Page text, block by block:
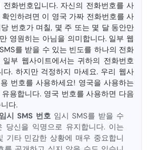
화번호입니다. 자신의 전화번호를 사
인하려면 이 영국 가짜 전화번호를 사
번호가 며칠, 몇 주 또는 몇 달 동안만
영원히는 아님을 의미합니다. 일부 웹
를 받을 수 있는 빈도를 하나의 전화
일부 웹사이트에서는 귀하의 전화번호
. 하지만 걱정하지 마세요. 우리 웹사
번호를 사용하세요! 영국을 사용하는
용합니다. 영국 번호를 사용하면 다음
다.
시 SMS 번호 임시 SMS를 받을 수
당신을 익명으로 유지합니다. 이는
기타 민감한 상황에 매우 중요합니